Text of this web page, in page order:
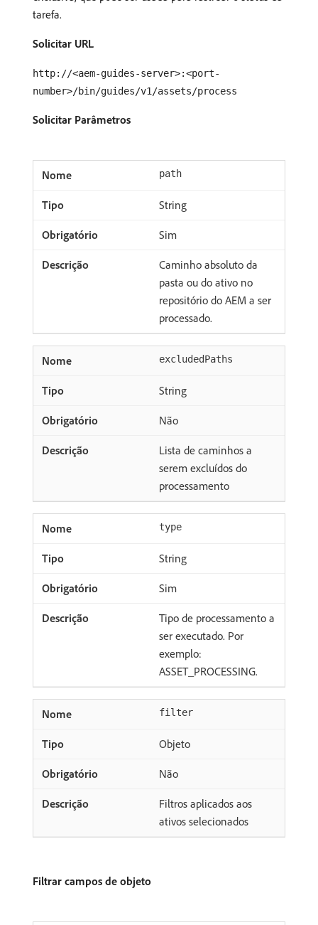
tarefa.
Solicitar URL
http://<aem-guides-server>:<port-
number>/bin/guides/v1/assets/process
Solicitar Parâmetros
path
String
Sim
Caminho absoluto da
pasta ou do ativo no
repositório do AEM a ser
processado.
excludedPaths
String
Não
Lista de caminhos a
serem excluídos do
processamento
type
String
Sim
Tipo de processamento a
ser executado. Por
exemplo:
ASSET_PROCESSING.
filter
Objeto
Não
Filtros aplicados aos
ativos selecionados
Filtrar campos de objeto